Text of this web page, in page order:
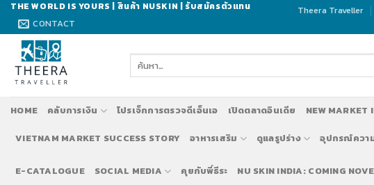
Skip
content
THE WORLD IS YOURS | สินค้า NUSKIN | รับสมัครตัวแทน
CONTACT
Theera Traveller
ค้นหา:
HOME คลับการเงิน โปรเจ็กการตรวจดีเอ็นเอ เปิดตลาดอินเดีย NEW MARKET
VIETNAM MARKET SUCCESS STORY อาหารเสริม ดูแลรูปร่าง อุปกรณ์ควา
E-CATALOGUE SOCIAL MEDIA คุยกับพี่ธีระ NU SKIN INDIA: COMING